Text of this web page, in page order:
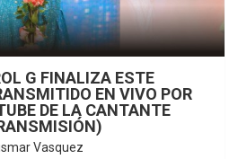
G FINALIZA ESTE
EN VIVO POR
DE LA CANTANTE
Vasquez